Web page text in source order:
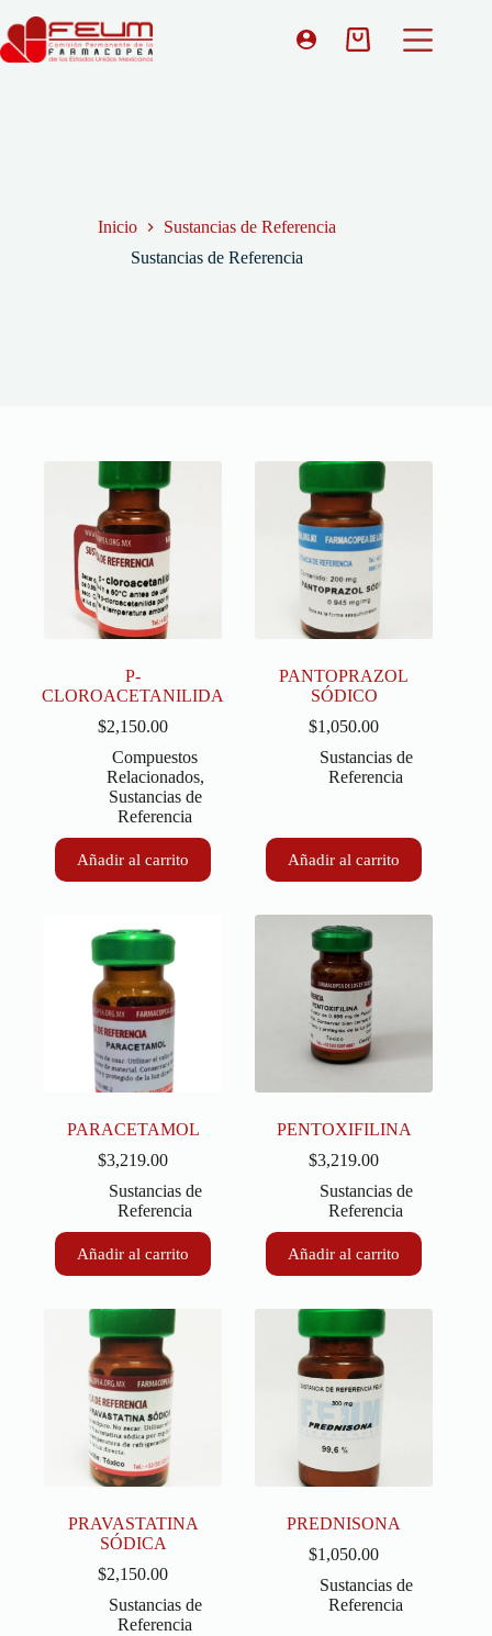
Inicio
Sustancias de Referencia
Sustancias de Referencia
P-
CLOROACETANILIDA
$2,150.00
Compuestos
Relacionados,
Sustancias de
Referencia
Añadir al carrito
PANTOPRAZOL
SÓDICO
$1,050.00
Sustancias de
Referencia
Añadir al carrito
PARACETAMOL
$3,219.00
Sustancias de
Referencia
Añadir al carrito
PENTOXIFILINA
$3,219.00
Sustancias de
Referencia
Añadir al carrito
PRAVASTATINA
SÓDICA
$2,150.00
Sustancias de
Referencia
PREDNISONA
$1,050.00
Sustancias de
Referencia